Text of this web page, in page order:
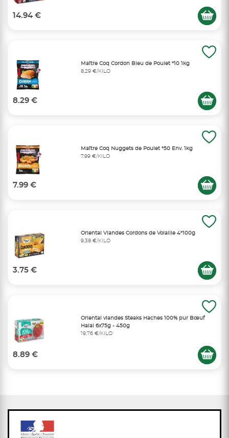
14.94 €
Maître Coq Cordon Bleu de Poulet *10 1kg
8,29 €/KILO
8.29 €
Maître Coq Nuggets de Poulet *50 Env. 1kg
7,99 €/KILO
7.99 €
Oriental Viandes Cordons de Volaille 4*100g
9,38 €/KILO
3.75 €
Oriental viandes Steaks Haches 100% pur Bœuf
Halal 6x75g - 450g
19,76 €/KILO
8.89 €